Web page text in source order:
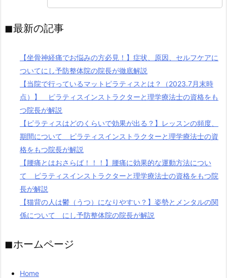
◼︎最新の記事
【坐骨神経痛でお悩みの方必見！】症状、原因、セルフケアに
ついてにし予防整体院の院長が徹底解説
【当院で行っているマットピラティスとは？（2023.7月末時
点）】 ピラティスインストラクターと理学療法士の資格をも
つ院長が解説
【ピラティスはどのくらいで効果が出る？】レッスンの頻度、
期間について ピラティスインストラクターと理学療法士の資
格をもつ院長が解説
【腰痛とはおさらば！！！】腰痛に効果的な運動方法につい
て ピラティスインストラクターと理学療法士の資格をもつ院
長が解説
【猫背の人は鬱（うつ）になりやすい？】姿勢とメンタルの関
係について にし予防整体院の院長が解説
◼︎ホームページ
Home